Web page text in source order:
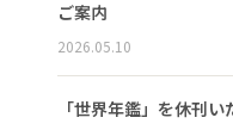
ご案内
2026.05.10
「世界年鑑」を休刊い